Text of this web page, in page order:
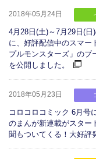
2018年05月24日
4月28日(土)～7月29日(
に、好評配信中のスマー
プルモンスターズ」のブ
を公開しました。
2018年05月23日
コロコロコミック 6月号
のまんが新連載がスター
聞もついてくる！大好評